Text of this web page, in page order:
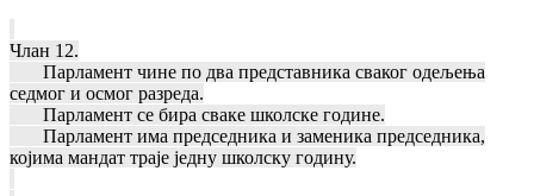
Члан 12.
Парламент чине по два представника сваког одељења
седмог и осмог разреда.
Парламент се бира сваке школске године.
Парламент има председника и заменика председника,
којима мандат траје једну школску годину.